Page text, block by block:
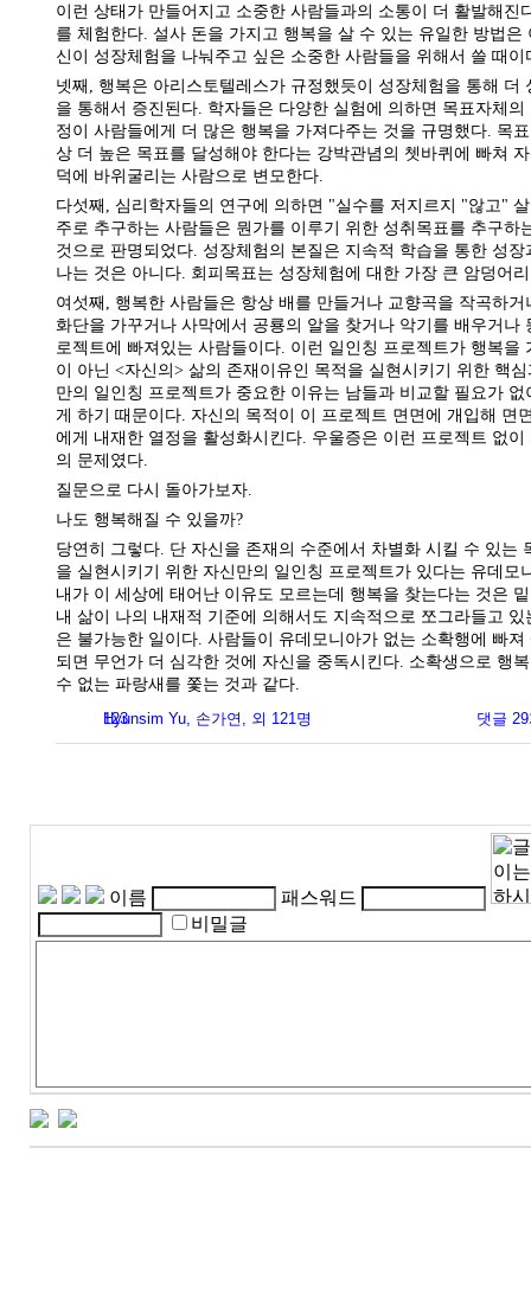
이런 상태가 만들어지고 소중한 사람들과의 소통이 더 활발해진
를 체험한다. 설사 돈을 가지고 행복을 살 수 있는 유일한 방법은
신이 성장체험을 나눠주고 싶은 소중한 사람들을 위해서 쓸 때이
넷째, 행복은 아리스토텔레스가 규정했듯이 성장체험을 통해 더
을 통해서 증진된다. 학자들은 다양한 실험에 의하면 목표자체
정이 사람들에게 더 많은 행복을 가져다주는 것을 규명했다. 목
상 더 높은 목표를 달성해야 한다는 강박관념의 쳇바퀴에 빠쳐
덕에 바위굴리는 사람으로 변모한다.
다섯째, 심리학자들의 연구에 의하면 "실수를 저지르지 "않고"
주로 추구하는 사람들은 뭔가를 이루기 위한 성취목표를 추구하
것으로 판명되었다. 성장체험의 본질은 지속적 학습을 통한 성
나는 것은 아니다. 회피목표는 성장체험에 대한 가장 큰 암덩어
여섯째, 행복한 사람들은 항상 배를 만들거나 교향곡을 작곡하
화단을 가꾸거나 사막에서 공룡의 알을 찾거나 악기를 배우거나
로젝트에 빠져있는 사람들이다. 이런 일인칭 프로젝트가 행복을
이 아닌 <자신의> 삶의 존재이유인 목적을 실현시키기 위한 핵
만의 일인칭 프로젝트가 중요한 이유는 남들과 비교할 필요가
게 하기 때문이다. 자신의 목적이 이 프로젝트 면면에 개입해 면
에게 내재한 열정을 활성화시킨다. 우울증은 이런 프로젝트 없
의 문제였다.
질문으로 다시 돌아가보자.
나도 행복해질 수 있을까?
당연히 그렇다. 단 자신을 존재의 수준에서 차별화 시킬 수 있는
을 실현시키기 위한 자신만의 일인칭 프로젝트가 있다는 유데모
내가 이 세상에 태어난 이유도 모르는데 행복을 찾는다는 것은
내 삶이 나의 내재적 기준에 의해서도 지속적으로 쪼그라들고
은 불가능한 일이다. 사람들이 유데모니아가 없는 소확행에 빠
되면 무언가 더 심각한 것에 자신을 중독시킨다. 소확생으로 행
수 없는 파랑새를 쫓는 것과 같다.
123
Hyunsim Yu, 손가연, 외 121명 댓글
이름
패스워드
비밀글